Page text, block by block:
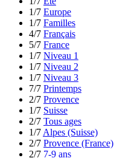
1/7 Europe
1/7 Familles
4/7 Français
5/7 France
1/7 Niveau 1
1/7 Niveau 2
1/7 Niveau 3
7/7 Printemps
2/7 Provence
1/7 Suisse
2/7 Tous ages
1/7 Alpes (Suisse)
2/7 Provence (France)
2/7 7-9 ans